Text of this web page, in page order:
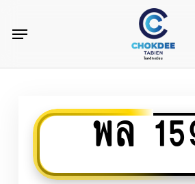
content
Menu
พล